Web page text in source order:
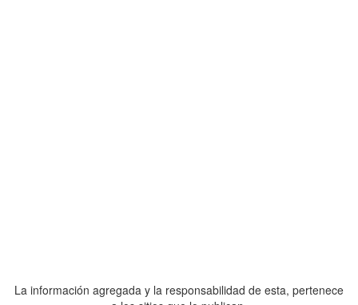
La información agregada y la responsabilidad de esta, pertenece